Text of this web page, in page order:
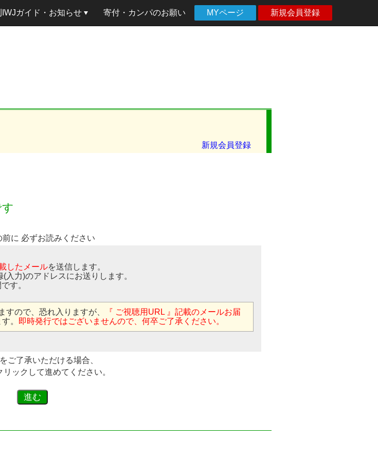
IWJガイド・お知らせ 寄付・カンパのお願い MYページ 新規会員登録
新規会員登録
前に 必ずお読みください
したメールを送信します。
入力)のアドレスにお送りします。
す。
ので、恐れ入りますが、
『 ご視聴用URL 』記載のメールお届
。 即時発行ではございませんので、何卒ご了承ください。
ご了承いただける場合、
リックして進めてください。